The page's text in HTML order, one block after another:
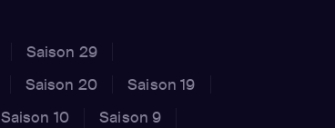
Saison 29
Saison 20
Saison 19
Saison 10
Saison 9